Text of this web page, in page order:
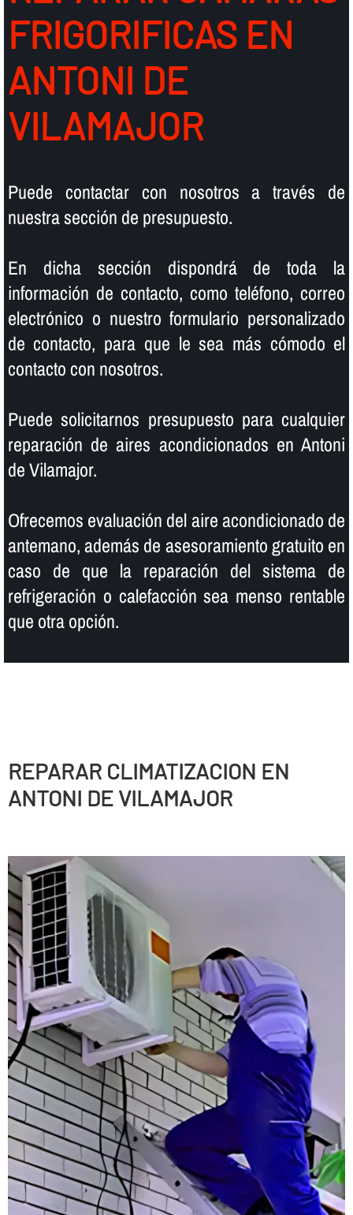
FRIGORIFICAS EN
ANTONI DE
VILAMAJOR
Puede contactar con nosotros a través de
nuestra sección de presupuesto.
En dicha sección dispondrá de toda la
información de contacto, como teléfono, correo
electrónico o nuestro formulario personalizado
de contacto, para que le sea más cómodo el
contacto con nosotros.
Puede solicitarnos presupuesto para cualquier
reparación de aires acondicionados en Antoni
de Vilamajor.
Ofrecemos evaluación del aire acondicionado de
antemano, además de asesoramiento gratuito en
caso de que la reparación del sistema de
refrigeración o calefacción sea menso rentable
que otra opción.
REPARAR CLIMATIZACION EN
ANTONI DE VILAMAJOR